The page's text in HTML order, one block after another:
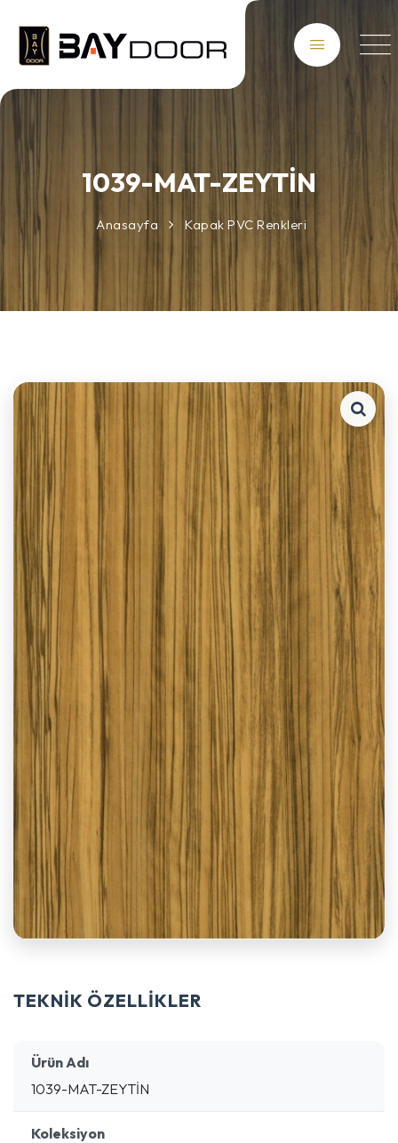
1039-MAT-ZEYTİN
Anasayfa Kapak PVC Renkleri
TEKNİK ÖZELLİKLER
Ürün Adı
1039-MAT-ZEYTİN
Koleksiyon